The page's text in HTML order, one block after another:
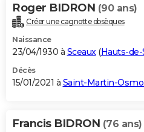
Roger BIDRON (90 ans)
Créer une cagnotte obsèques
Naissance
23/04/1930 à Sceaux(Hauts-de-
Décès
15/01/2021 à Saint-Martin-
Francis BIDRON (76 ans)